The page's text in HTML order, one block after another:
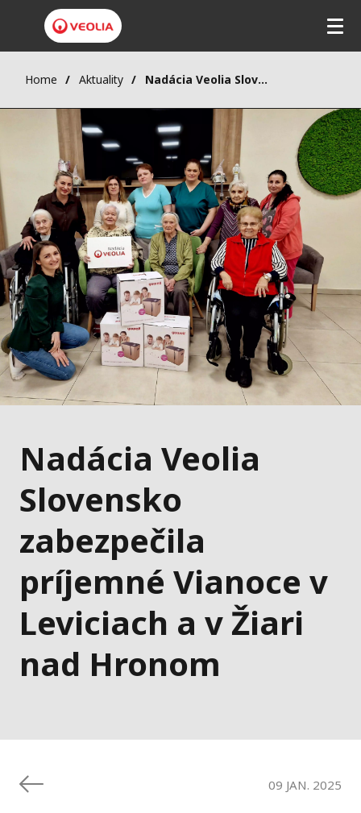
Home Aktuality Nadácia Veolia Slovensko zabezpečila príjemné Vianoce v Leviciach a v Žiari nad Hronom
Nadácia Veolia
Slovensko
zabezpečila
príjemné Vianoce v
Leviciach a v Žiari
nad Hronom
09 JAN. 2025